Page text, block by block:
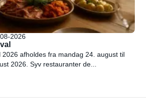
2026
2026 afholdes fra mandag 24. august til
2026. Syv restauranter de...